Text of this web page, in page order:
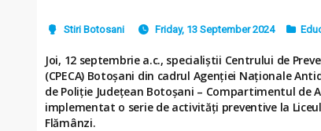
Stiri Botosani Friday, 13 September 2024
Joi, 12 septembrie a.c., specialiștii Centrului de
(CPECA) Botoșani din cadrul Agenției Naționale
de Poliție Județean Botoșani – Compartimentul de
implementat o serie de activități preventive la Liceul
Flămânzi.